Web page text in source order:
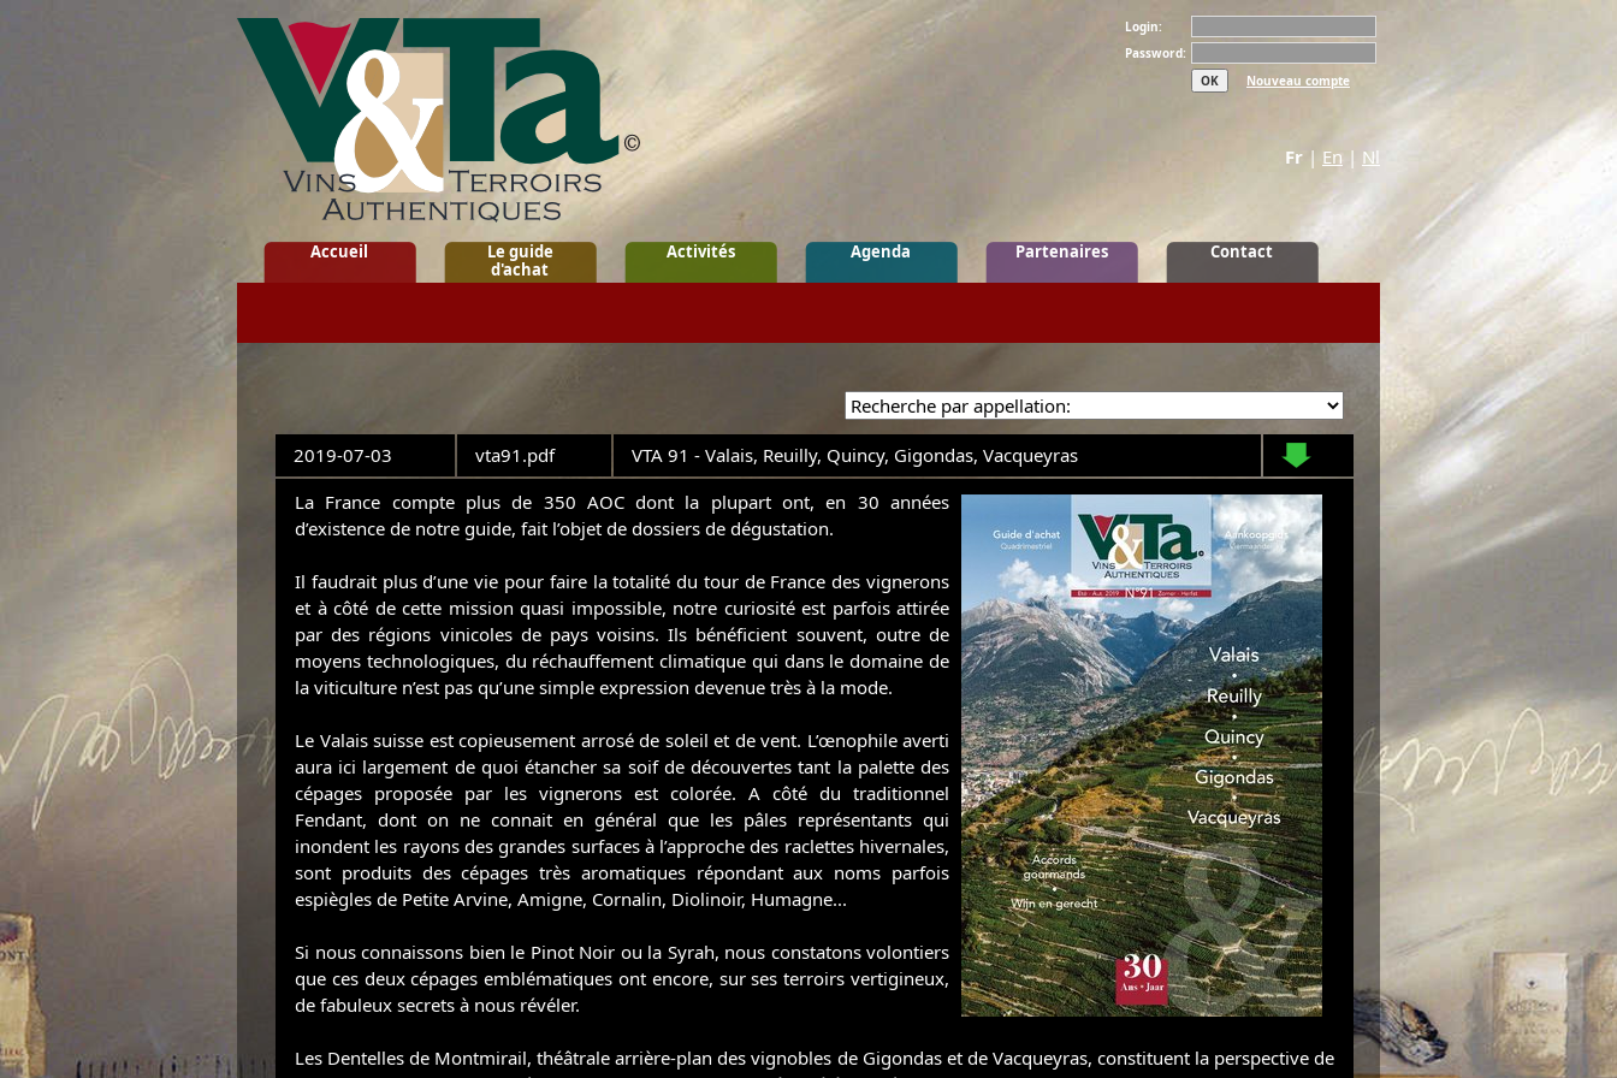
Login:
Password:
Nouveau compte
Fr | En | Nl
Accueil
Le guide
d'achat
Activités Agenda Partenaires Contact
2019-07-03 vta91.pdf
VTA 91 - Valais, Reuilly, Quincy, Gigondas, Vacqueyras
La France compte plus de 350 AOC dont la plupart ont, en 30 années
d’existence de notre guide, fait l’objet de dossiers de dégustation.
Il faudrait plus d’une vie pour faire la totalité du tour de France des vignerons
et à côté de cette mission quasi impossible, notre curiosité est parfois attirée
par des régions vinicoles de pays voisins. Ils bénéficient souvent, outre de
moyens technologiques, du réchauffement climatique qui dans le domaine de
la viticulture n’est pas qu’une simple expression devenue très à la mode.
Le Valais suisse est copieusement arrosé de soleil et de vent. L’œnophile averti
aura ici largement de quoi étancher sa soif de découvertes tant la palette des
cépages proposée par les vignerons est colorée. A côté du traditionnel
Fendant, dont on ne connait en général que les pâles représentants qui
inondent les rayons des grandes surfaces à l’approche des raclettes hivernales,
sont produits des cépages très aromatiques répondant aux noms parfois
espiègles de Petite Arvine, Amigne, Cornalin, Diolinoir, Humagne...
Si nous connaissons bien le Pinot Noir ou la Syrah, nous constatons volontiers
que ces deux cépages emblématiques ont encore, sur ses terroirs vertigineux,
de fabuleux secrets à nous révéler.
Les Dentelles de Montmirail, théâtrale arrière-plan des vignobles de Gigondas et de Vacqueyras, constituent la perspective de